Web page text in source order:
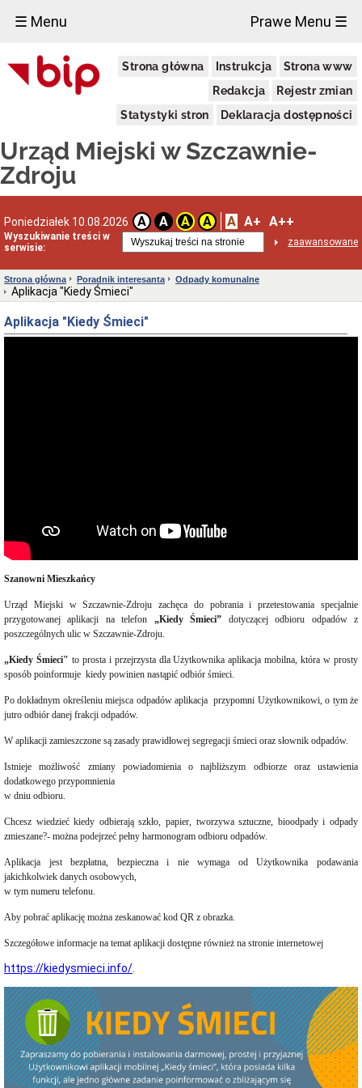
☰ Menu Prawe Menu ☰
Strona główna Instrukcja
Strona www
Redakcja
Rejestr zmian
Statystyki stron
Deklaracja dostępności
Urząd Miejski w Szczawnie-
Zdroju
Poniedziałek 10.08.2026 A A A A A A+ A++
Wyszukiwanie treści w
serwisie:
zaawansowane
Urząd
Miejski
Aktualności
Dni
i
godziny
otwarcia
telefonów
Kierownictwo
Statut
struktura
Urzędu
Obwieszczenia
Uchwała
antysmogowa
Uchwała
województwa
dolnośląskiego
Fundusz
Szerokopasmowy
na
udzielenie
celowej
Zamówienia
i
nieruchomości
Ogłoszenia
przetargów
Informacje
z
ofert
Rozstrzygnięcia
przetargów
Zamówienia
publiczne
wyłączone
stosowania
ustawy
pzp
Sprzedaż
nieruchomości
Wykazy
nieruchomości
przeznaczonych
do
Strona główna Poradnik interesanta Odpady komunalne
Aplikacja "Kiedy Śmieci"
Aplikacja "Kiedy Śmieci"
Szanowni Mieszkańcy
Urząd Miejski w Szczawnie-Zdroju zachęca do pobrania i przetestowania specjalnie
przygotowanej aplikacji na telefon „Kiedy Śmieci” dotyczącej odbioru odpadów z
poszczególnych ulic w Szczawnie-Zdroju.
„Kiedy Śmieci" to prosta i przejrzysta dla Użytkownika aplikacja mobilna, która w prosty
sposób poinformuje kiedy powinien nastąpić odbiór śmieci.
Po dokładnym określeniu miejsca odpadów aplikacja przypomni Użytkownikowi, o tym że
jutro odbiór danej frakcji odpadów.
W aplikacji zamieszczone są zasady prawidłowej segregacji śmieci oraz słownik odpadów.
Istnieje możliwość zmiany powiadomienia o najbliższym odbiorze oraz ustawienia
dodatkowego przypomnienia
w dniu odbioru.
Chcesz wiedzieć kiedy odbierają szkło, papier, tworzywa sztuczne, bioodpady i odpady
zmieszane?- można podejrzeć pełny harmonogram odbioru odpadów.
Aplikacja jest bezpłatna, bezpieczna i nie wymaga od Użytkownika podawania
jakichkolwiek danych osobowych,
w tym numeru telefonu.
Aby pobrać aplikację można zeskanować kod QR z obrazka.
Szczegółowe informacje na temat aplikacji dostępne również na stronie internetowej
https://kiedysmieci.info/.
×